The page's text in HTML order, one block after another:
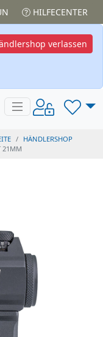
HILFECENTER
verlassen
HÄNDLERSHOP
21MM